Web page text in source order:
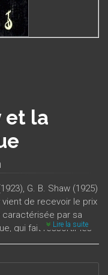
et la
G. B. Shaw (1925)
de recevoir le prix
par sa
qui fait ressortir les
». Il se penche ici sur
Lire la suite